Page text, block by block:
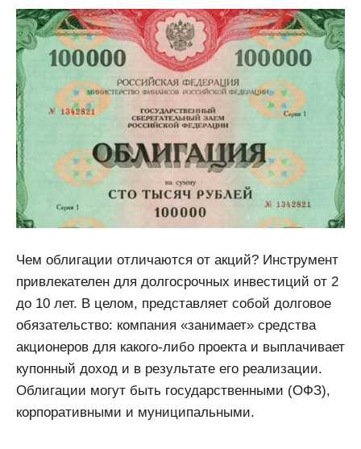
Чем облигации отличаются от акций? Инструмент
привлекателен для долгосрочных инвестиций от 2
до 10 лет. В целом, представляет собой долговое
обязательство: компания «занимает» средства
акционеров для какого-либо проекта и выплачивает
купонный доход и в результате его реализации.
Облигации могут быть государственными (ОФЗ),
корпоративными и муниципальными.